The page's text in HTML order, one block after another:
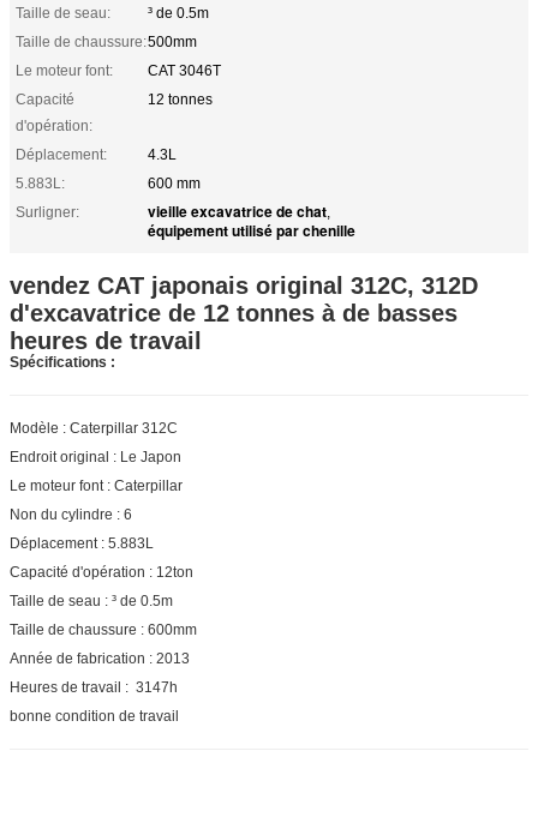
Taille de seau:
³ de 0.5m
Taille de chaussure:500mm
Le moteur font:
CAT 3046T
Capacité
d'opération:
12 tonnes
Déplacement:
4.3L
5.883L:
600 mm
Surligner:
vieille excavatrice de chat,
équipement utilisé par chenille
vendez CAT japonais original 312C, 312D
d'excavatrice de 12 tonnes à de basses
heures de travail
Spécifications :
Modèle : Caterpillar 312C
Endroit original : Le Japon
Le moteur font : Caterpillar
Non du cylindre : 6
Déplacement : 5.883L
Capacité d'opération : 12ton
Taille de seau : ³ de 0.5m
Taille de chaussure : 600mm
Année de fabrication : 2013
Heures de travail : 3147h
bonne condition de travail